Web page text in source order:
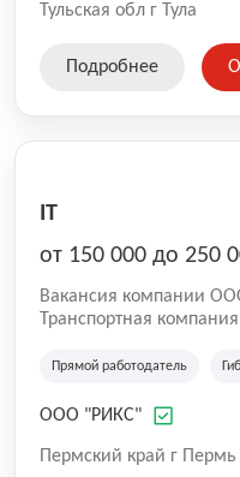
Тульская обл г Тула
Подробнее
IT
от 150 000 до 250
Вакансия компании
Транспортная
водителя-экспедитора
Прямой работодатель
ООО "РИКС"
Пермский край г Пермь